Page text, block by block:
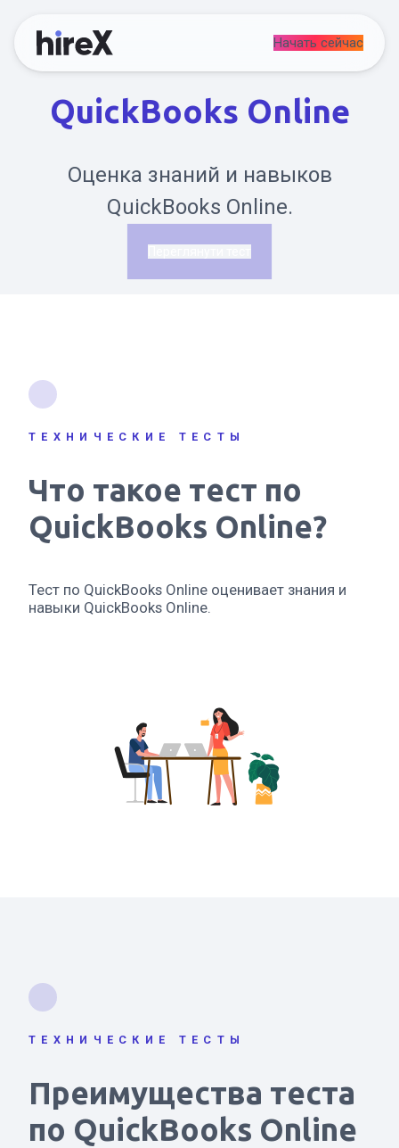
Начать сейчас
QuickBooks Online
Оценка знаний и навыков
QuickBooks Online.
ТЕХНИЧЕСКИЕ ТЕСТЫ
Что такое тест по
QuickBooks Online?
Тест по QuickBooks Online оценивает знания и
навыки QuickBooks Online.
ТЕХНИЧЕСКИЕ ТЕСТЫ
Преимущества теста
по QuickBooks Online